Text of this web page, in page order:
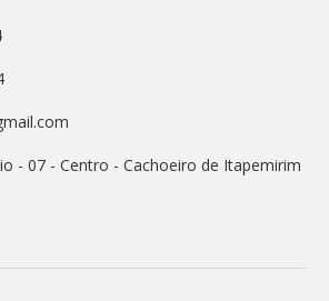
- 07 - Centro - Cachoeiro de Itapemirim